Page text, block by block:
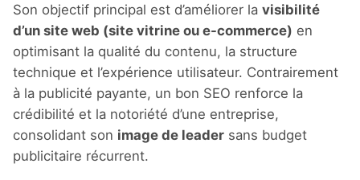
Son objectif principal est d’améliorer la visibilité
d’un site web (site vitrine ou e-commerce) en
optimisant la qualité du contenu, la structure
technique et l’expérience utilisateur. Contrairement
à la publicité payante, un bon SEO renforce la
crédibilité et la notoriété d’une entreprise,
consolidant son image de leader sans budget
publicitaire récurrent.